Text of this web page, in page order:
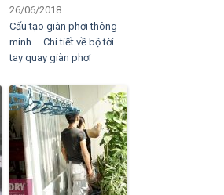
26/06/2018
Cấu tạo giàn phơi thông
minh – Chi tiết về bộ tời
tay quay giàn phơi